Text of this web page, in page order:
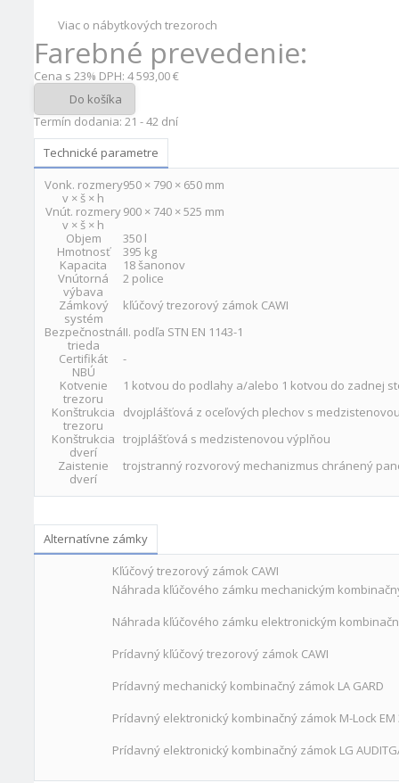
Viac o nábytkových trezoroch
Farebné prevedenie:
Cena s 23% DPH: 4 593,00 €
Do košíka
Termín dodania: 21 - 42 dní
Technické parametre
Vonk. rozmery
v × š × h
950 × 790 × 650 mm
Vnút. rozmery
v × š × h
900 × 740 × 525 mm
Objem
350 l
Hmotnosť
395 kg
Kapacita
18 šanonov
Vnútorná
výbava
2 police
Zámkový
systém
kľúčový trezorový zámok CAWI
Bezpečnostná
trieda
II. podľa STN EN 1143-1
Certifikát
NBÚ
-
Kotvenie
trezoru
1 kotvou do podlahy a/alebo 1 kotvou do zadnej
Konštrukcia
trezoru
dvojplášťová z oceľových plechov s
Konštrukcia
dverí
trojplášťová s medzistenovou výplňou
Zaistenie
dverí
trojstranný rozvorový mechanizmus chránený
Alternatívne zámky
Kľúčový trezorový zámok CAWI
Náhrada kľúčového zámku mechanickým
Náhrada kľúčového zámku elektronickým
Prídavný kľúčový trezorový zámok CAWI
Prídavný mechanický kombinačný zámok LA GARD
Prídavný elektronický kombinačný zámok M-Lock EM
Prídavný elektronický kombinačný zámok LG